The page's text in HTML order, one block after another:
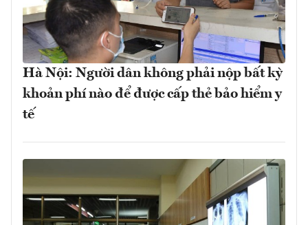
Hà Nội: Người dân không phải nộp bất kỳ
khoản phí nào để được cấp thẻ bảo hiểm y
tế